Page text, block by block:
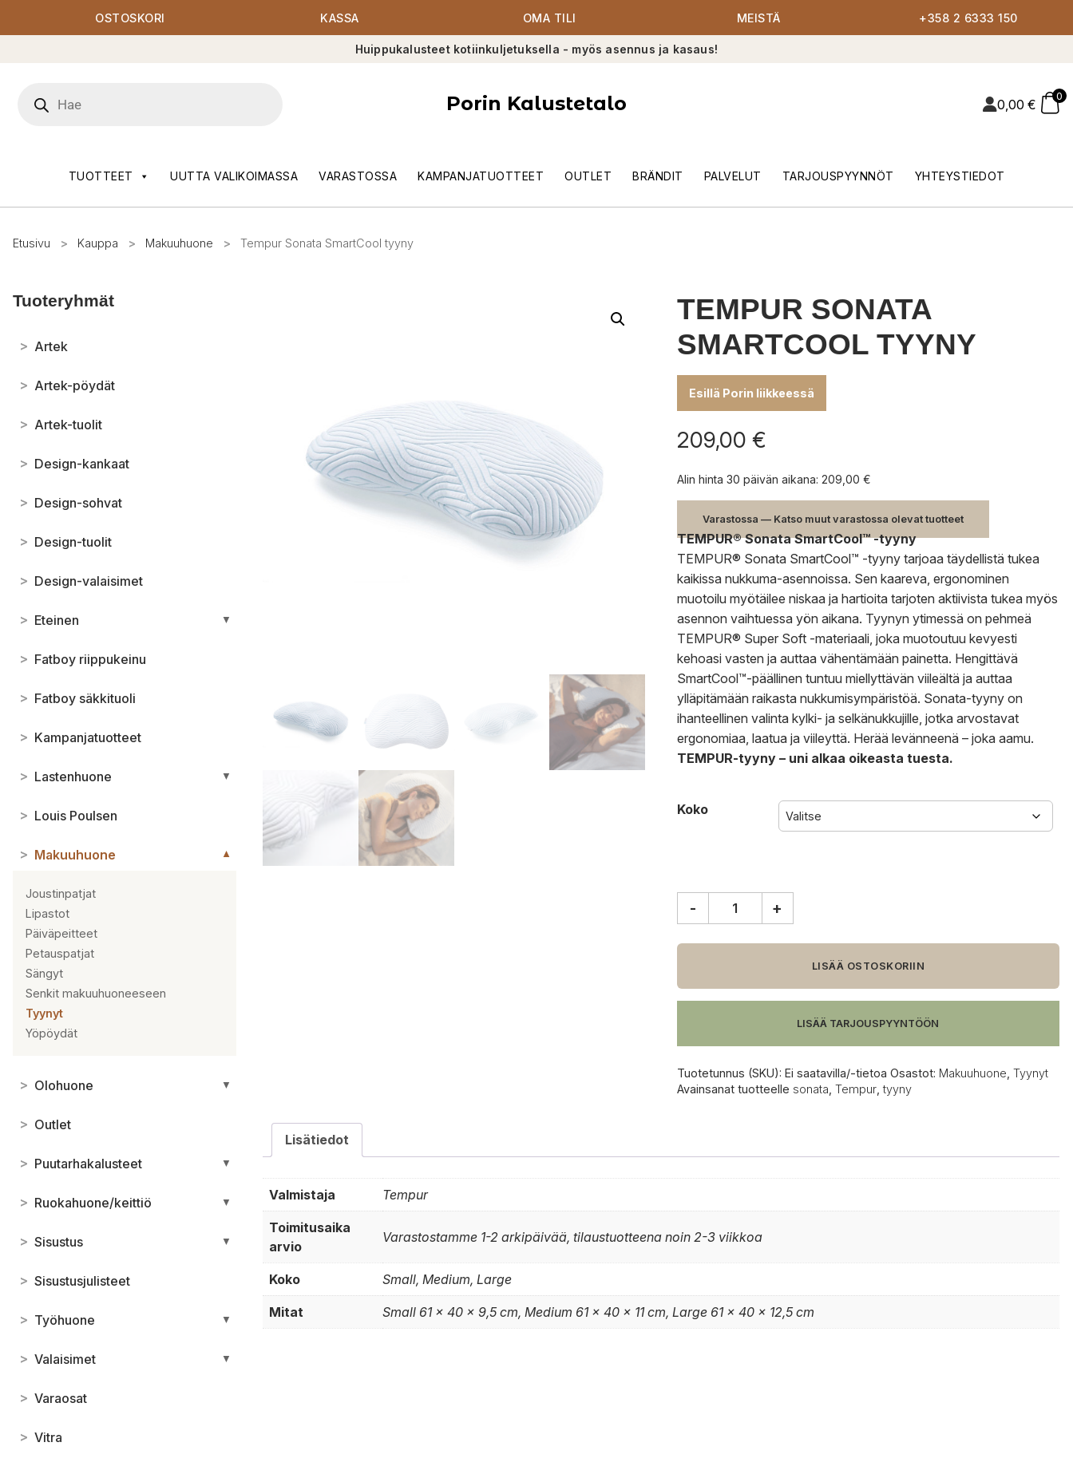
OSTOSKORI KASSA OMA TILI MEISTÄ +358 2 6333 150
Huippukalusteet kotiinkuljetuksella - myös asennus ja kasaus!
search
Porin Kalustetalo 0,00 €
0
TUOTTEET UUTTA VALIKOIMASSA VARASTOSSA KAMPANJATUOTTEET OUTLET BRÄNDIT PALVELUT TARJOUSPYYNNÖT YHTEYSTIEDOT
Etusivu > Kauppa > Makuuhuone > Tempur Sonata SmartCool tyyny
Tuoteryhmät
> Artek
> Artek-pöydät
> Artek-tuolit
> Design-kankaat
> Design-sohvat
> Design-tuolit
> Design-valaisimet
> Eteinen ▼
> Fatboy riippukeinu
> Fatboy säkkituoli
> Kampanjatuotteet
> Lastenhuone ▼
> Louis Poulsen
> Makuuhuone ▼
Joustinpatjat
Lipastot
Päiväpeitteet
Petauspatjat
Sängyt
Senkit makuuhuoneeseen
Tyynyt
Yöpöydät
> Olohuone ▼
> Outlet
> Puutarhakalusteet ▼
> Ruokahuone/keittiö ▼
> Sisustus ▼
> Sisustusjulisteet
> Työhuone ▼
> Valaisimet ▼
> Varaosat
> Vitra
TEMPUR SONATA
SMARTCOOL TYYNY
Esillä Porin liikkeessä
209,00 €
Alin hinta 30 päivän aikana: 209,00 €
Varastossa — Katso muut varastossa olevat tuotteet
TEMPUR® Sonata SmartCool™ -tyyny
TEMPUR® Sonata SmartCool™ -tyyny tarjoaa täydellistä tukea
kaikissa nukkuma-asennoissa. Sen kaareva, ergonominen
muotoilu myötäilee niskaa ja hartioita tarjoten aktiivista tukea myös
asennon vaihtuessa yön aikana. Tyynyn ytimessä on pehmeä
TEMPUR® Super Soft -materiaali, joka muotoutuu kevyesti
kehoasi vasten ja auttaa vähentämään painetta. Hengittävä
SmartCool™-päällinen tuntuu miellyttävän viileältä ja auttaa
ylläpitämään raikasta nukkumisympäristöä. Sonata-tyyny on
ihanteellinen valinta kylki- ja selkänukkujille, jotka arvostavat
ergonomiaa, laatua ja viileyttä. Herää levänneenä – joka aamu.
TEMPUR-tyyny – uni alkaa oikeasta tuesta.
Koko
SmartCool
määrä
- +
LISÄÄ OSTOSKORIIN
LISÄÄ TARJOUSPYYNTÖÖN
Tuotetunnus (SKU): Ei saatavilla/-tietoa Osastot: Makuuhuone Tyynyt
Avainsanat tuotteelle sonata Tempur,tyyny
Lisätiedot
Valmistaja Tempur
Toimitusaika
arvio
Varastostamme 1-2 arkipäivää, tilaustuotteena noin 2-3 viikkoa
Koko Small, Medium, Large
Mitat Small 61 x 40 x 9,5 cm, Medium 61 x 40 x 11 cm, Large 61 x 40 x 12,5 cm